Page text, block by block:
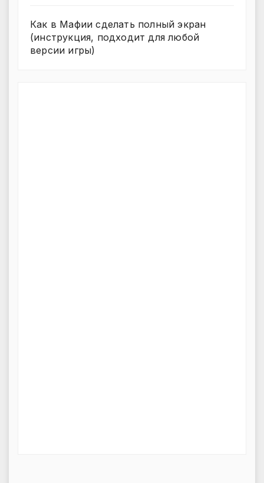
Как в Мафии сделать полный экран
(инструкция, подходит для любой
версии игры)